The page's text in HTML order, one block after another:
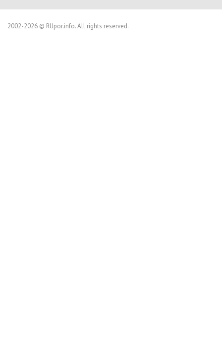
2002-2026 © RUpor.info. All rights reserved.